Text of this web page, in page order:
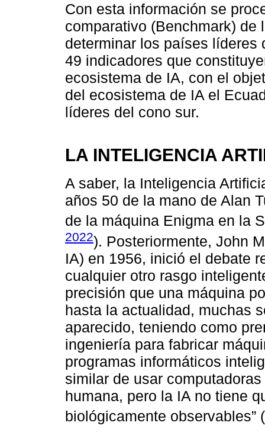
Con esta información se
comparativo (Benchmark) de
determinar los países líderes
49 indicadores que
ecosistema de IA, con el
del ecosistema de IA el
líderes del cono sur.
LA INTELIGENCIA
A saber, la Inteligencia
años 50 de la mano de Alan
de la máquina Enigma en la
2022). Posteriormente, John
IA) en 1956, inició el debate
cualquier otro rasgo
precisión que una máquina
hasta la actualidad, muchas
aparecido, teniendo como
ingeniería para fabricar
programas informáticos
similar de usar
humana, pero la IA no tiene
biológicamente observables” (